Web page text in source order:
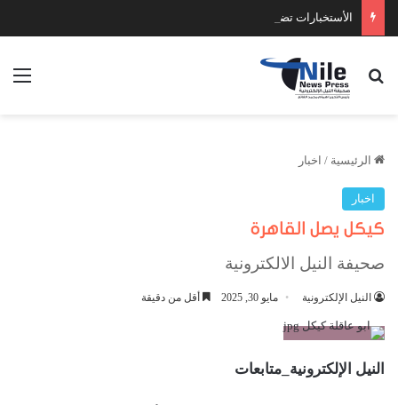
الأستخبارات تضبط عدد كبير من السلاح والمخدرات
بحث عن
الرئيسية / اخبار
اخبار
كيكل يصل القاهرة
صحيفة النيل الالكترونية
النيل الإلكترونية مايو 30, 2025 أقل من دقيقة
النيل الإلكترونية_متابعات